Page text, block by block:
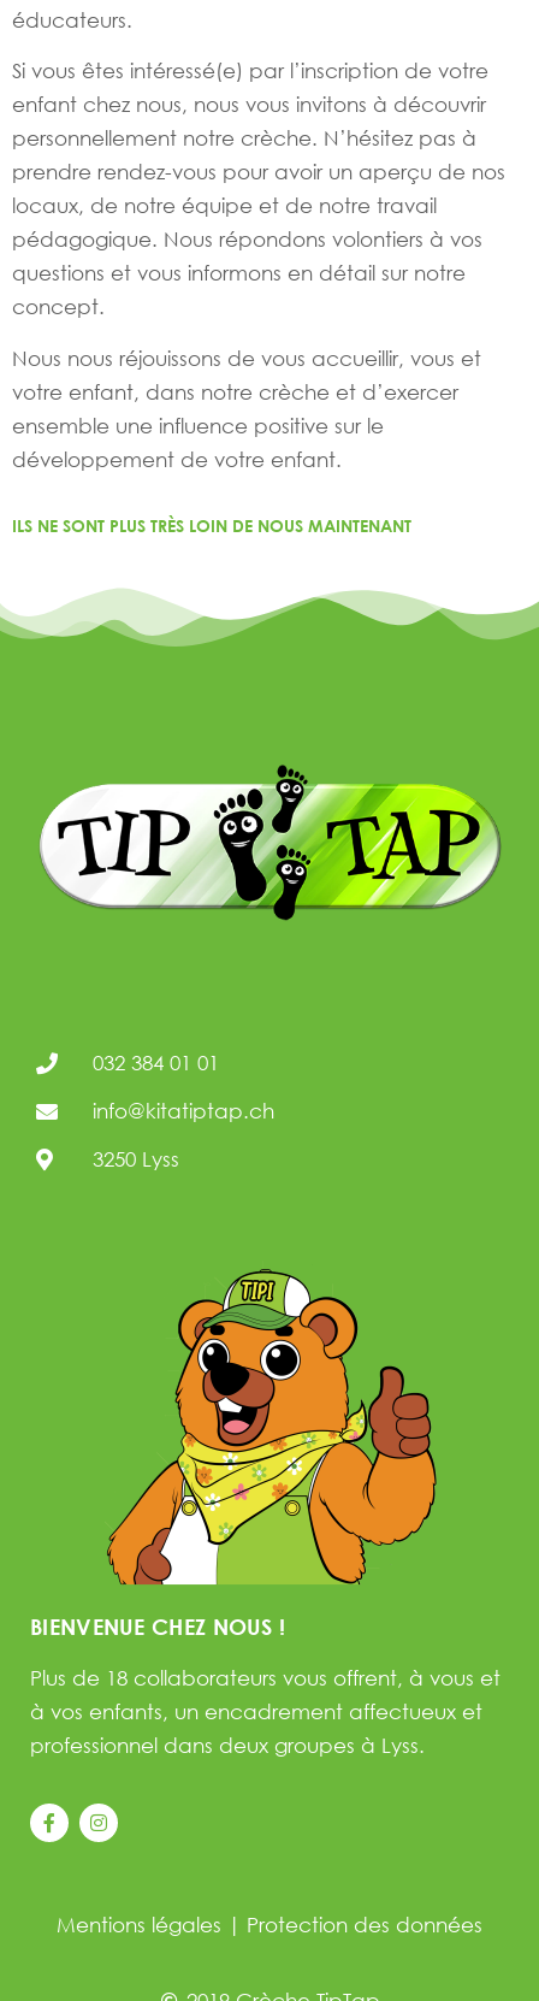
éducateurs.
Si vous êtes intéressé(e) par l’inscription de votre
enfant chez nous, nous vous invitons à découvrir
personnellement notre crèche. N’hésitez pas à
prendre rendez-vous pour avoir un aperçu de nos
locaux, de notre équipe et de notre travail
pédagogique. Nous répondons volontiers à vos
questions et vous informons en détail sur notre
concept.
Nous nous réjouissons de vous accueillir, vous et
votre enfant, dans notre crèche et d’exercer
ensemble une influence positive sur le
développement de votre enfant.
ILS NE SONT PLUS TRÈS LOIN DE NOUS MAINTENANT
032 384 01 01
info@kitatiptap.ch
3250 Lyss
BIENVENUE CHEZ NOUS !
Plus de 18 collaborateurs vous offrent, à vous et
à vos enfants, un encadrement affectueux et
professionnel dans deux groupes à Lyss.
Mentions légales | Protection des données